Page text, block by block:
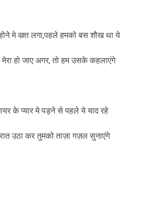
मे व्क़्त लगा,पहले हमको बस शौख था ये
मेरा हो जाए अगर, तो हम उसके कहलाएंगे
के प्यार मे पड़ने से पहले ये याद रहे
उठा कर तुमको ताज़ा गज़ल सुनाएंगे